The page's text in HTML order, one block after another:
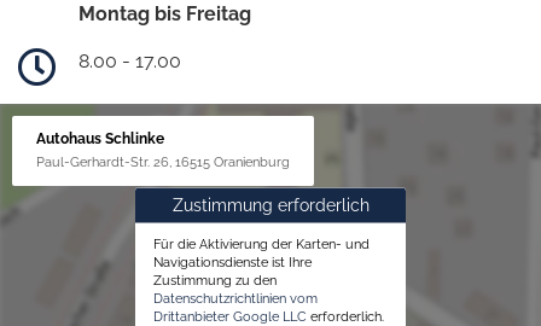
Montag bis Freitag
8.00 - 17.00
Autohaus Schlinke
Paul-Gerhardt-Str. 26, 16515 Oranienburg
Zustimmung erforderlich
Für die Aktivierung der Karten- und
Navigationsdienste ist Ihre
Zustimmung zu den
Datenschutzrichtlinien vom
Drittanbieter Google LLC erforderlich.